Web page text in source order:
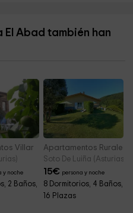
4,9 km
El Abad también han
Villar
y noche
2 Baños,
Apartamentos Rurales
Soto De Luiña (Asturias)
15€ persona y noche
8 Dormitorios, 4 Baños,
16 Plazas